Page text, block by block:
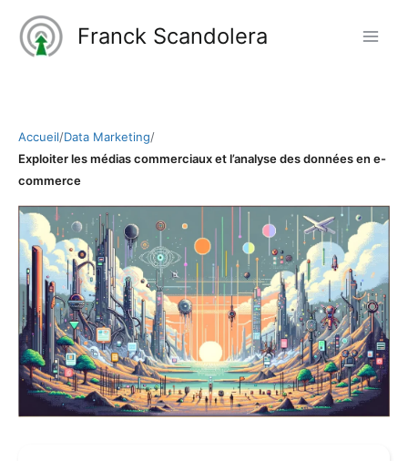
contenu
Franck Scandolera
Accueil/Data Marketing/
Exploiter les médias commerciaux et l’analyse des données en e-
commerce